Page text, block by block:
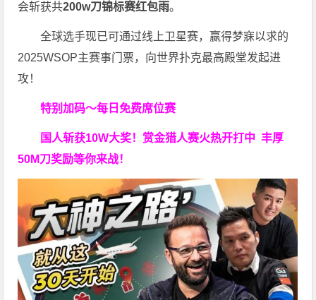
会斩获共200w刀锦标赛红包雨。
全球选手现已可通过线上卫星赛，赢得梦寐以求的
2025WSOP主赛事门票，向世界扑克最高殿堂发起进
攻！
特别加码～每日免费席位赛
国人斩获10W大奖！ 赏金猎人赛火热开打中 丰厚
50M刀奖励等你来战！